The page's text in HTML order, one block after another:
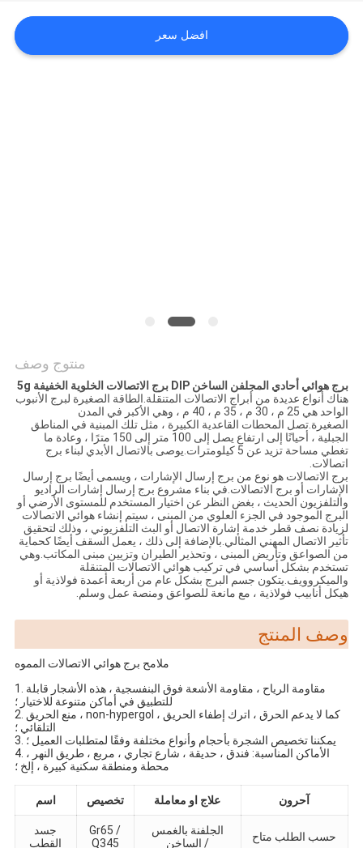
خريطة
الموقع
افضل سعر
منتوج وصف
برج هوائي أحادي المجلفن الساخن DIP برج الاتصالات الخلوية الخفيفة 5g
هناك أنواع عديدة من أبراج الاتصالات المتنقلة.الطاقة الصغيرة لبرج الأنبوب
الواحد هي 25 م ، 30 م ، 35 م ، 40 م ، وهي الأكبر في المدن
الصغيرة.تصل المحطات القاعدية الكبيرة ، مثل تلك المبنية في المناطق
الجبلية ، أحيانًا إلى ارتفاع يصل إلى 100 متر إلى 150 مترًا ، وعادة ما
تغطي مساحة تزيد عن 5 كيلومترات.يوصى بالاتصال الأبدي لبناء برج
اتصالات.
برج الاتصالات هو نوع من برج إرسال الإشارات ، ويسمى أيضًا برج إرسال
الإشارات أو برج الاتصالات.في بناء مشروع برج إرسال إشارات الراديو
والتلفزيون الحديث ، بغض النظر عن اختيار المستخدم للمستوى الأرضي أو
البرج الموجود في الجزء العلوي من المبنى ، سيتم إنشاء هوائي الاتصالات
لزيادة نصف قطر خدمة إشارة الاتصال أو البث التلفزيوني ، وذلك لتحقيق
تأثير الاتصال المهني المثالي.بالإضافة إلى ذلك ، يعمل السقف أيضًا كحماية
من الصواعق وتأريض المبنى ، وتحذير الطيران وتزيين مبنى المكاتب.وهي
تستخدم بشكل أساسي في تركيب هوائي الاتصالات المتنقلة
والميكروويف.يتكون جسم البرج بشكل عام من أربعة أعمدة فولاذية أو
هيكل أنابيب فولاذية ، مع مانعة للصواعق ومنصة عمل وسلم.
وصف المنتج
ملامح برج هوائي الاتصالات المموه
1. مقاومة الرياح ، مقاومة الأشعة فوق البنفسجية ، هذه الأشجار قابلة
للتطبيق في أماكن متنوعة للاختيار ؛
2. منع الحريق ، non-hypergol ، كما لا يدعم الحرق ، اترك إطفاء الحريق
التلقائي ؛
3. يمكننا تخصيص الشجرة بأحجام وأنواع مختلفة وفقًا لمتطلبات العميل ؛
4. الأماكن المناسبة: فندق ، حديقة ، شارع تجاري ، مربع ، طريق النهر ،
محطة ومنطقة سكنية كبيرة ، إلخ ؛
اسم تخصيص علاج او معاملة آحرون
جسد
القطب
Gr65 /
Q345
الجلفنة بالغمس
الساخن /
حسب الطلب متاح